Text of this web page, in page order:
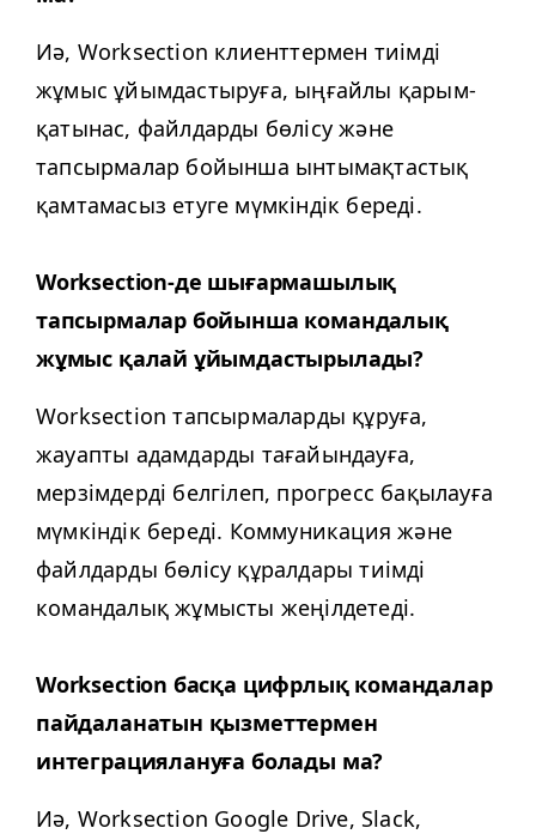
Иә, Work­sec­tion клиенттермен тиімді
жұмыс ұйымдастыруға, ыңғайлы қарым-
қатынас, файлдарды бөлісу және
тапсырмалар бойынша ынтымақтастық
қамтамасыз етуге мүмкіндік береді.
Work­sec­tion-де шығармашылық
тапсырмалар бойынша командалық
жұмыс қалай ұйымдастырылады?
Work­sec­tion тапсырмаларды құруға,
жауапты адамдарды тағайындауға,
мерзімдерді белгілеп, прогресс бақылауға
мүмкіндік береді. Коммуникация және
файлдарды бөлісу құралдары тиімді
командалық жұмысты жеңілдетеді.
Work­sec­tion басқа цифрлық командалар
пайдаланатын қызметтермен
интеграциялануға болады ма?
Иә, Work­sec­tion Google Dri­ve, Slack,